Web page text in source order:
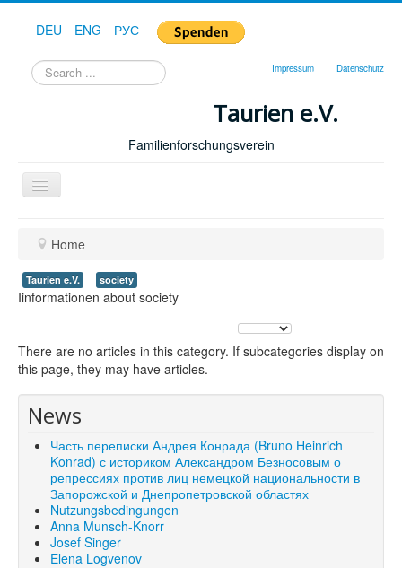
DEU ENG РУС
Search
...
Impressum Datenschutz
Taurien e.V.
Familienforschungsverein
Toggle
Navigation
Home
Taurien e.V. society
Iinformationen about society
Display #
There are no articles in this category. If subcategories display on
this page, they may have articles.
News
Часть переписки Андрея Конрада (Bruno Heinrich
Konrad) с историком Александром Безносовым о
репрессиях против лиц немецкой национальности в
Запорожской и Днепропетровской областях
Nutzungsbedingungen
Anna Munsch-Knorr
Josef Singer
Elena Logvenov